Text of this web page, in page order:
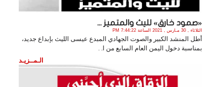
«صمود خارق» لليث والمتميز ...
الثلاثاء , 30 مـارس , 2021 الساعة 7:44:22 PM
أطل المنشد الكبير والصوت الجهادي المبدع عيسى الليث بإبداع جديد،
بمناسبة دخول اليمن العام السابع من ا. .
الـمــزيـد